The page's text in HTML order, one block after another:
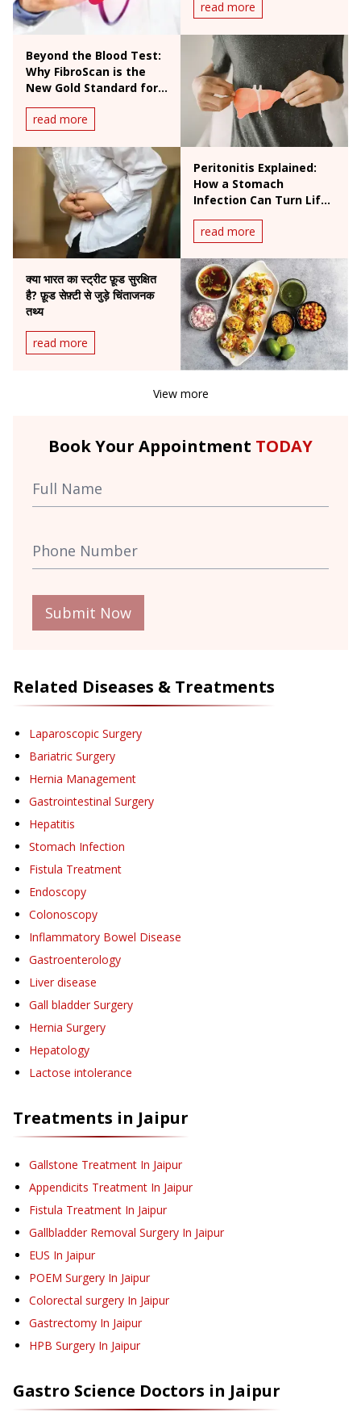
read more
Beyond the Blood Test:
Why FibroScan is the
New Gold Standard for
read more
Peritonitis Explained:
How a Stomach
Infection Can Turn Life-
read more
क्या भारत का स्ट्रीट फ़ूड सुरक्षित
है? फ़ूड सेफ़्टी से जुड़े चिंताजनक
तथ्य
read more
View more
Book Your Appointment TODAY
Submit Now
Related Diseases & Treatments
Laparoscopic Surgery
Bariatric Surgery
Hernia Management
Gastrointestinal Surgery
Hepatitis
Stomach Infection
Fistula Treatment
Endoscopy
Colonoscopy
Inflammatory Bowel Disease
Gastroenterology
Liver disease
Gall bladder Surgery
Hernia Surgery
Hepatology
Lactose intolerance
Treatments in Jaipur
Gallstone Treatment In Jaipur
Appendicits Treatment In Jaipur
Fistula Treatment In Jaipur
Gallbladder Removal Surgery In Jaipur
EUS In Jaipur
POEM Surgery In Jaipur
Colorectal surgery In Jaipur
Gastrectomy In Jaipur
HPB Surgery In Jaipur
Gastro Science Doctors in Jaipur